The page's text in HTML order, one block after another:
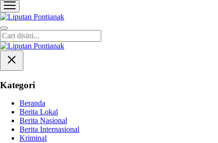
Liputan Pontianak
Berita Terkini dan TerUpdate
Kategori
Beranda
Berita Lokal
Berita Nasional
Berita Internasional
Kriminal